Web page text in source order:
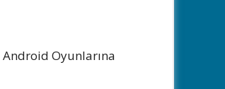
Oyunlarına